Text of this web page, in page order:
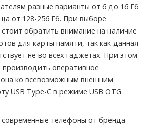
разные варианты от 6 до 16 Гб
от 128-256 Гб. При выборе
обратить внимание на наличие
для карты памяти, так как данная
не во всех гаджетах. При этом
производить оперативное
ко всевозможным внешним
USB Type-C в режиме USB OTG.
телефоны от бренда